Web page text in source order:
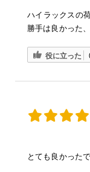
ハイラックスの
勝手は良かった、
役に立った
とても良かったで